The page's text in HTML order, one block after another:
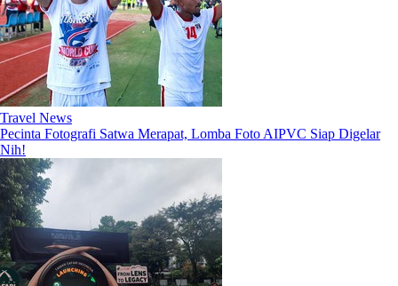
Travel News
Pecinta Fotografi Satwa Merapat, Lomba Foto AIPVC Siap Digelar
Nih!